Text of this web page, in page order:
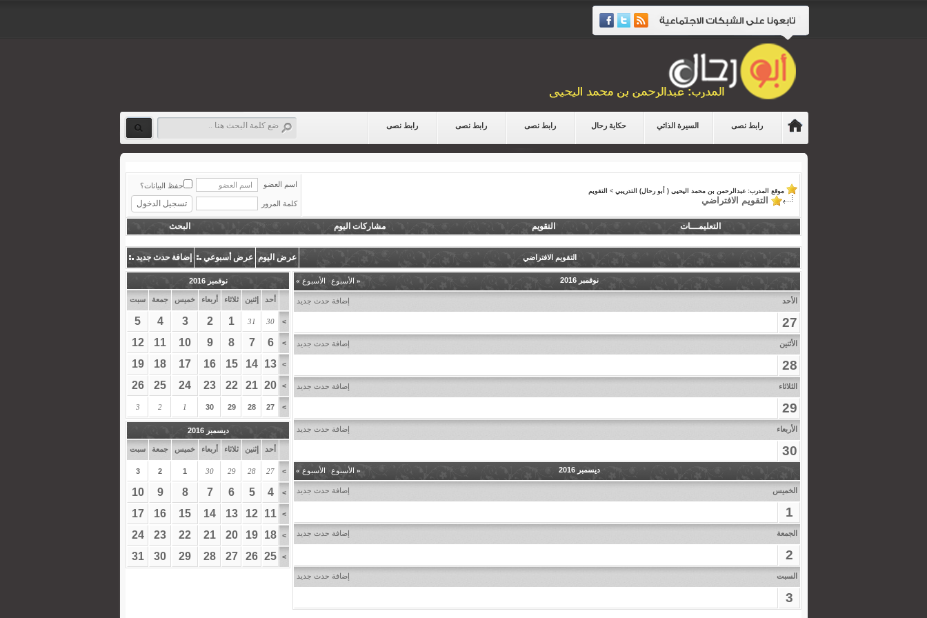
رابط نصى السيرة الذاتي حكاية رحال رابط نصى رابط نصى رابط نصى
موقع المدرب: عبدالرحمن بن محمد اليحيى ( أبو رحال) التدريبي > التقويم
التقويم الافتراضي
اسم العضو حفظ البيانات؟
كلمة المرور
التعليمـــات التقويم مشاركات اليوم البحث
التقويم الافتراضي عرض اليوم عرض أسبوعي إضافة حدث جديد
«الأسبوع الأسبوع » نوفمبر 2016
إضافة حدث جديد الأحد
27
إضافة حدث جديد الأثنين
28
إضافة حدث جديد الثلاثاء
29
إضافة حدث جديد الأربعاء
30
«الأسبوع الأسبوع » ديسمبر 2016
إضافة حدث جديد الخميس
1
إضافة حدث جديد الجمعة
2
إضافة حدث جديد السبت
3
نوفمبر 2016
أحد إثنين ثلاثاء أربعاء خميس جمعة سبت
>
30
31
1
2
3
4
5
>
6
7
8
9
10
11
12
>
13
14
15
16
17
18
19
>
20
21
22
23
24
25
26
>
27
28
29
30
1
2
3
ديسمبر 2016
أحد إثنين ثلاثاء أربعاء خميس جمعة سبت
>
27
28
29
30
1
2
3
>
4
5
6
7
8
9
10
>
11
12
13
14
15
16
17
>
18
19
20
21
22
23
24
>
25
26
27
28
29
30
31